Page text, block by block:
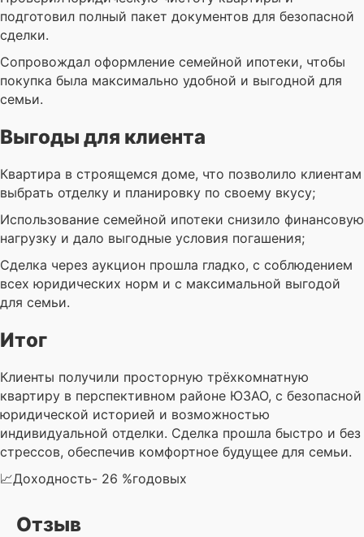
подготовил полный пакет документов для безопасной
сделки.
Сопровождал оформление семейной ипотеки, чтобы
покупка была максимально удобной и выгодной для
семьи.
Выгоды для клиента
Квартира в строящемся доме, что позволило клиентам
выбрать отделку и планировку по своему вкусу;
Использование семейной ипотеки снизило финансовую
нагрузку и дало выгодные условия погашения;
Сделка через аукцион прошла гладко, с соблюдением
всех юридических норм и с максимальной выгодой
для семьи.
Итог
Клиенты получили просторную трёхкомнатную
квартиру в перспективном районе ЮЗАО, с безопасной
юридической историей и возможностью
индивидуальной отделки. Сделка прошла быстро и без
стрессов, обеспечив комфортное будущее для семьи.
📈Доходность- 26 %годовых
Отзыв